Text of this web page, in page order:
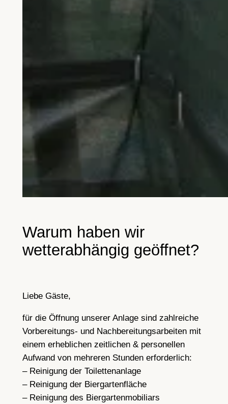
Warum haben wir
wetterabhängig geöffnet?
Liebe Gäste,
für die Öffnung unserer Anlage sind zahlreiche
Vorbereitungs- und Nachbereitungsarbeiten mit
einem erheblichen zeitlichen & personellen
Aufwand von mehreren Stunden erforderlich:
– Reinigung der Toilettenanlage
– Reinigung der Biergartenfläche
– Reinigung des Biergartenmobiliars